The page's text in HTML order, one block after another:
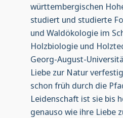
württembergischen
studiert und studierte
und Waldökologie im
Holzbiologie und
Georg-August-
Liebe zur Natur
schon früh durch die
Leidenschaft ist sie bis
genauso wie ihre Liebe